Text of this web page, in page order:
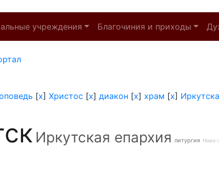
учреждения Благочиния и приходы
[x] Христос [x] диакон [x] храм [x]
Иркутская епархия литургия Ново-